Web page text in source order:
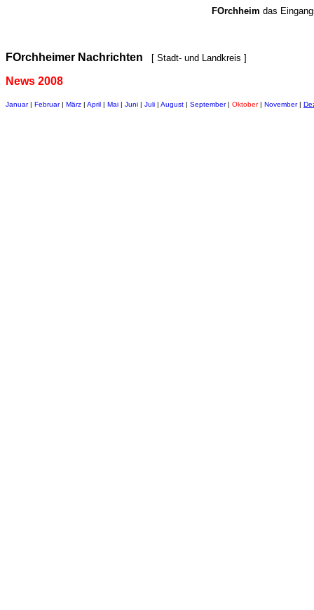
FOrchheim das
FOrchheimer Nachrichten [ Stadt- und Landkreis ]
News 2008
Januar| Februar| März | April | Mai | Juni | Juli | August | September| Oktober| November |